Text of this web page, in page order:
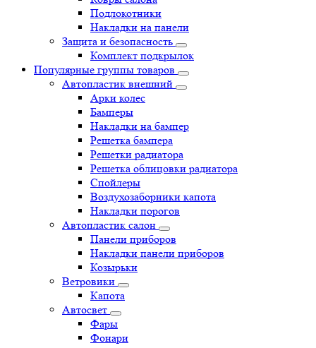
Подлокотники
Накладки на панели
Защита и безопасность
Комплект подкрылок
Популярные группы товаров
Автопластик внешний
Арки колес
Бамперы
Накладки на бампер
Решетка бампера
Решетки радиатора
Решетка облицовки радиатора
Спойлеры
Воздухозаборники капота
Накладки порогов
Автопластик салон
Панели приборов
Накладки панели приборов
Козырьки
Ветровики
Капота
Автосвет
Фары
Фонари